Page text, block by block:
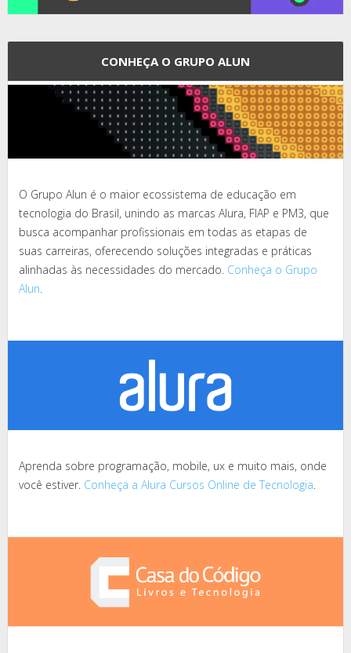
CONHEÇA O GRUPO ALUN
O Grupo Alun é o maior ecossistema de educação em
tecnologia do Brasil, unindo as marcas Alura, FIAP e PM3, que
busca acompanhar profissionais em todas as etapas de
suas carreiras, oferecendo soluções integradas e práticas
alinhadas às necessidades do mercado. Conheça o Grupo
Alun.
Aprenda sobre programação, mobile, ux e muito mais, onde
você estiver. Conheça a Alura Cursos Online de Tecnologia.